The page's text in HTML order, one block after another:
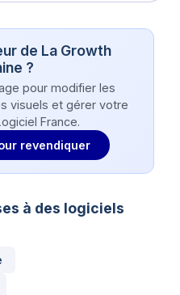
de La Growth
?
pour modifier les
visuels et gérer votre
France.
revendiquer
à des logiciels